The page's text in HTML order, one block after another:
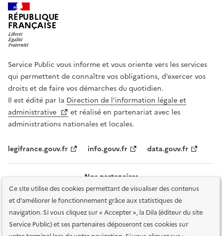
Ce site utilise des cookies permettant de visualiser des contenus
et d'améliorer le fonctionnement grâce aux statistiques de
navigation. Si vous cliquez sur « Accepter », la Dila (éditeur du site
Service Public) et ses partenaires déposeront ces cookies sur
RÉPUBLIQUE
FRANÇAISE
Service Public vous informe et vous oriente vers les services
qui permettent de connaître vos obligations, d’exercer vos
droits et de faire vos démarches du quotidien.
Il est édité par la Direction de l’information légale et
administrative
et réalisé en partenariat avec les
administrations nationales et locales.
legifrance.gouv.fr info.gouv.fr data.gouv.fr
Nos partenaires